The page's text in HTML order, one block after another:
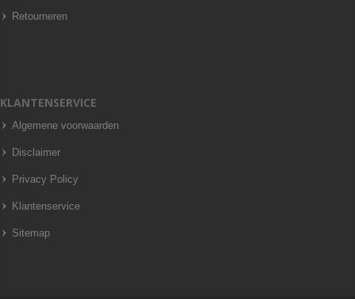
Retourneren
KLANTENSERVICE
Algemene voorwaarden
Disclaimer
Privacy Policy
Klantenservice
Sitemap